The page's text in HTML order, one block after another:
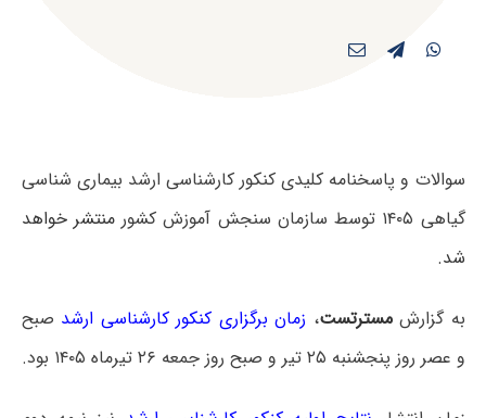
سوالات و پاسخنامه کلیدی کنکور کارشناسی ارشد بیماری شناسی
گیاهی ۱۴۰۵ توسط سازمان سنجش آموزش کشور
منتشر خواهد
شد.
به گزارشمسترتست، زمان برگزاری کنکور کارشناسی ارشد صبح
و عصر روز پنجشنبه ۲۵ تیر و صبح روز جمعه ۲۶ تیرماه ۱۴۰۵ بود.